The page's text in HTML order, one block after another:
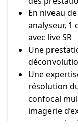
En niveau
analyseur, 1
avec live SR
Une
Une
résolution
confocal
imagerie
corps